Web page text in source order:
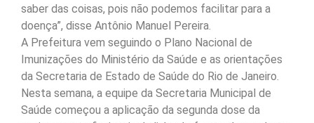
saber das coisas, pois não podemos facilitar para a
doença”, disse Antônio Manuel Pereira.
A Prefeitura vem seguindo o Plano Nacional de
Imunizações do Ministério da Saúde e as orientações
da Secretaria de Estado de Saúde do Rio de Janeiro.
Nesta semana, a equipe da Secretaria Municipal de
Saúde começou a aplicação da segunda dose da